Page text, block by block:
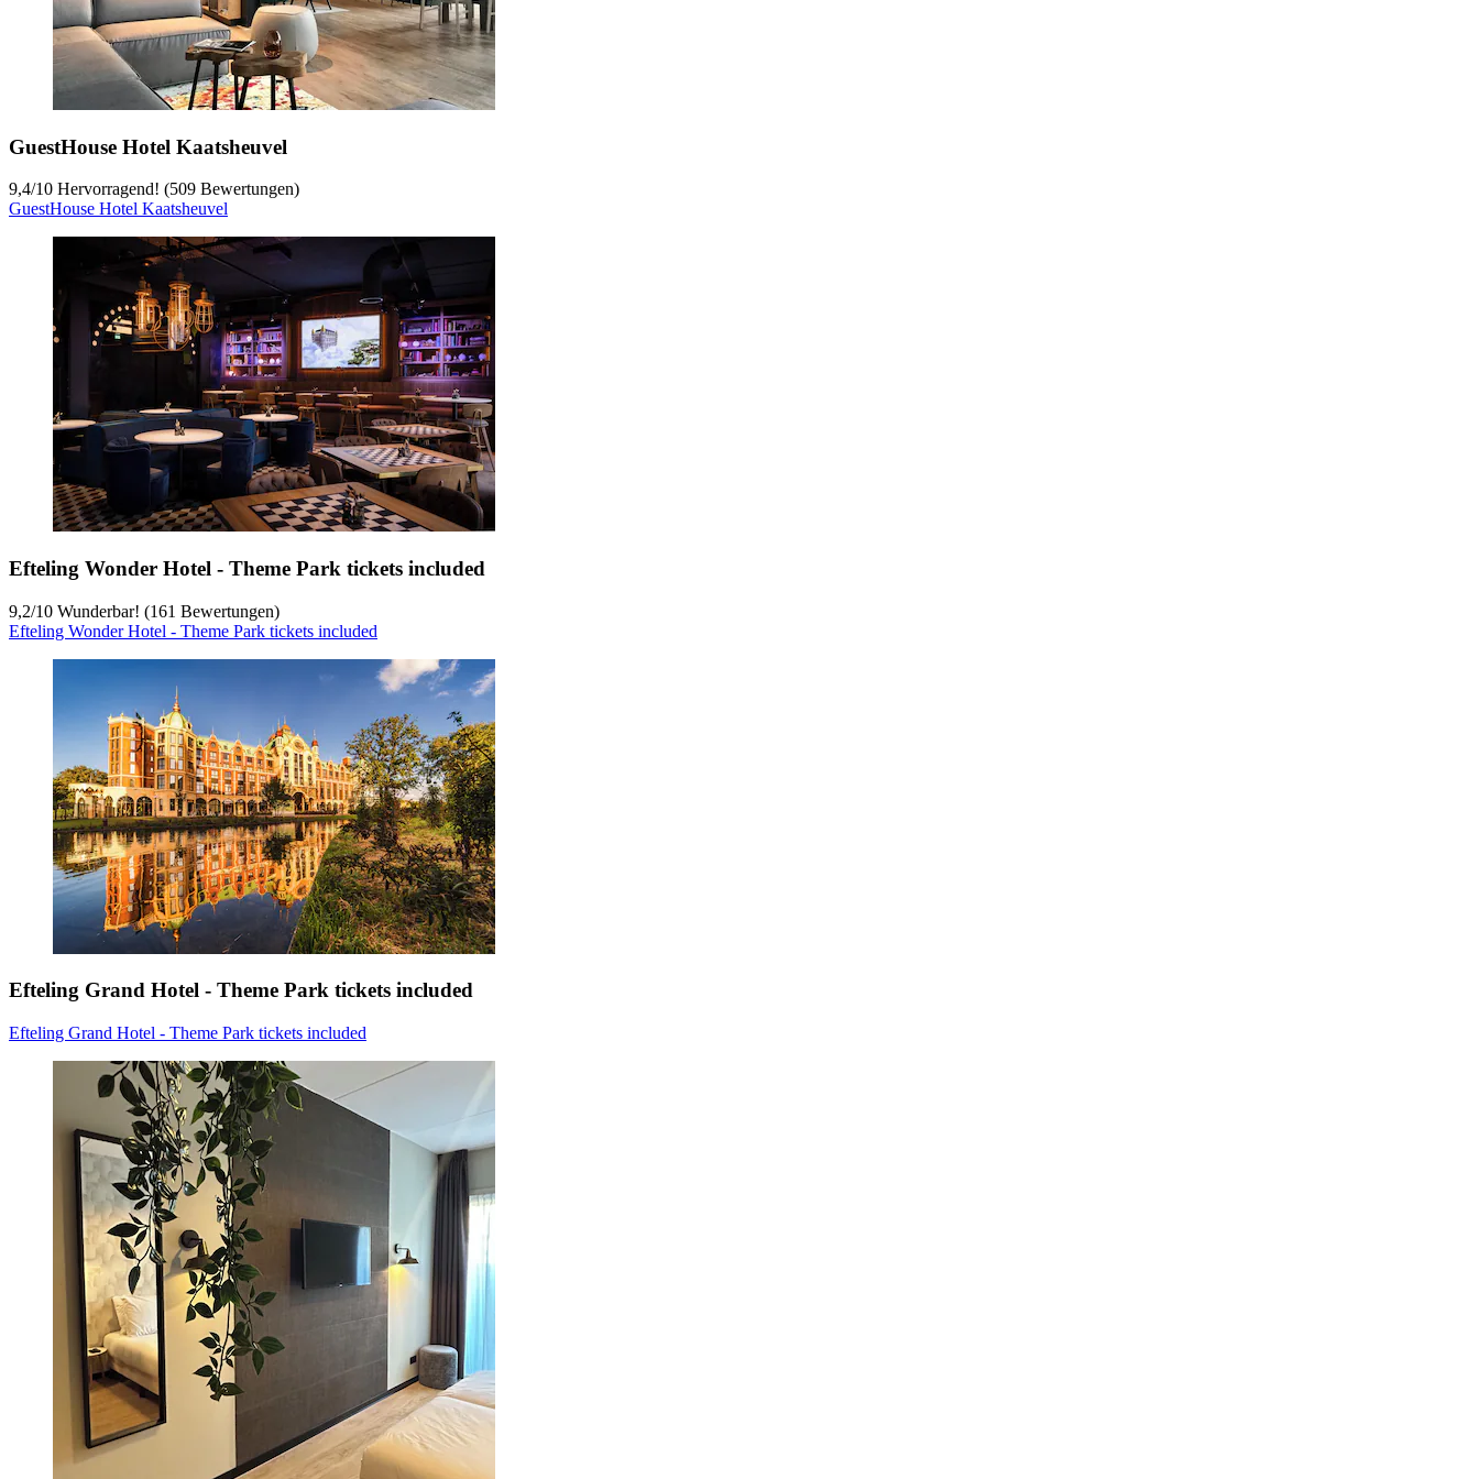
GuestHouse Hotel Kaatsheuvel
9,4/10 Hervorragend! (509 Bewertungen)
GuestHouse Hotel Kaatsheuvel
Efteling Wonder Hotel - Theme Park tickets included
9,2/10 Wunderbar! (161 Bewertungen)
Efteling Wonder Hotel - Theme Park tickets included
Efteling Grand Hotel - Theme Park tickets included
Efteling Grand Hotel - Theme Park tickets included